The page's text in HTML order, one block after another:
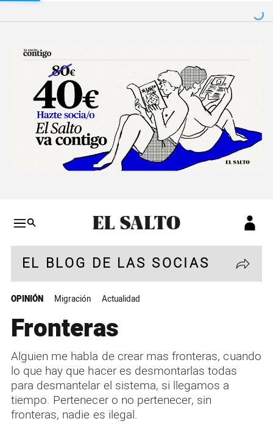
Salto a contenido
EL BLOG DE LAS SOCIAS
OPINIÓN Migración Actualidad
Fronteras
Alguien me habla de crear mas fronteras, cuando
lo que hay que hacer es desmontarlas todas
para desmantelar el sistema, si llegamos a
tiempo. Pertenecer o no pertenecer, sin
fronteras, nadie es ilegal.